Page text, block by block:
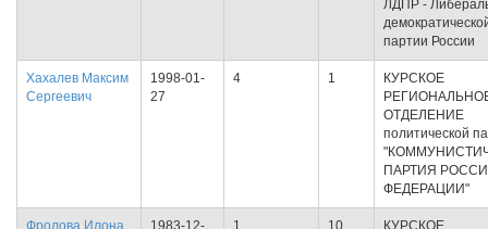
ЛДПР -
партии России
Хахалев Максим
Сергеевич
1998-01-
27
4 1
КУРСКОЕ
ОТДЕЛЕНИЕ
политической
ПАРТИЯ
ФЕДЕРАЦИИ"
Фролова Илона
1983-12-
1 10
КУРСКОЕ